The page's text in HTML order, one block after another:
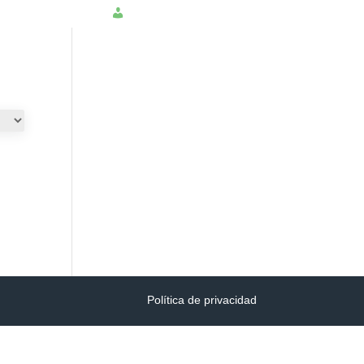
Política de privacidad